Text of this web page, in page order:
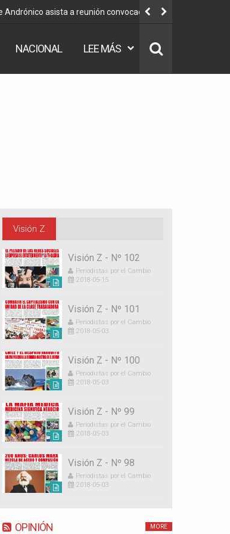
Andrónico asista a reunión convocada por
NACIONAL LEE MÁS
Visión Z
Visión Z - Nº 102
Periodistas por el Cambio
2018-05-15
Visión Z - Nº 101
Periodistas por el Cambio
2018-05-03
Visión Z - Nº 100
Periodistas por el Cambio
2018-05-03
Visión Z - Nº 99
Periodistas por el Cambio
2018-05-03
Visión Z - Nº 98
Periodistas por el Cambio
2018-05-03
OPINIÓN MORE